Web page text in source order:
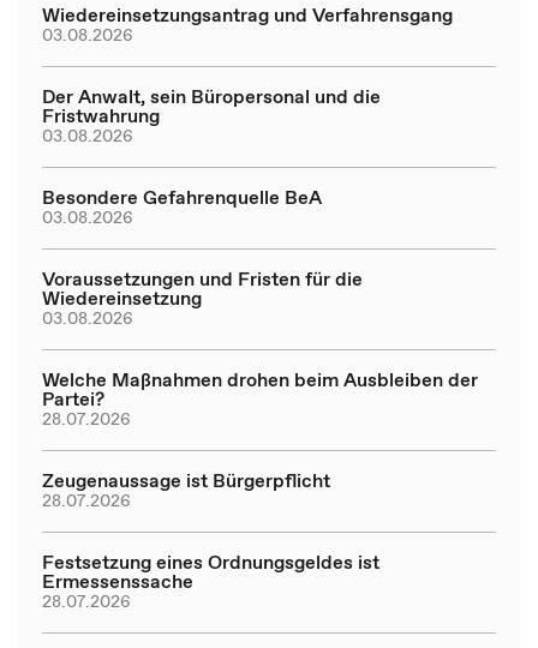
Wiedereinsetzungsantrag und Verfahrensgang
03.08.2026
Der Anwalt, sein Büropersonal und die
Fristwahrung
03.08.2026
Besondere Gefahrenquelle BeA
03.08.2026
Voraussetzungen und Fristen für die
Wiedereinsetzung
03.08.2026
Welche Maßnahmen drohen beim Ausbleiben der
Partei?
28.07.2026
Zeugenaussage ist Bürgerpflicht
28.07.2026
Festsetzung eines Ordnungsgeldes ist
Ermessenssache
28.07.2026